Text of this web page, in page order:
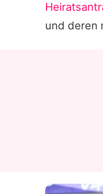
und deren